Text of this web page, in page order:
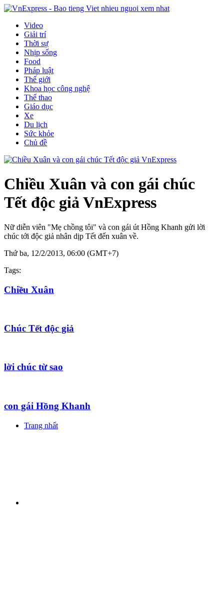
Video
Giải trí
Thời sự
Nhịp sống
Food
Pháp luật
Thế giới
Khoa học công nghệ
Thể thao
Giáo dục
Xe
Du lịch
Sức khỏe
Chủ đề
Chiều Xuân và con gái chúc
Tết độc giả VnExpress
Nữ diễn viên "Mẹ chồng tôi" và con gái út Hồng Khanh gửi lời
chúc tới độc giả nhân dịp Tết đến xuân về.
Thứ ba, 12/2/2013, 06:00 (GMT+7)
Tags:
Chiều Xuân
Chúc Tết độc giả
lời chúc từ sao
con gái Hồng Khanh
Trang nhất